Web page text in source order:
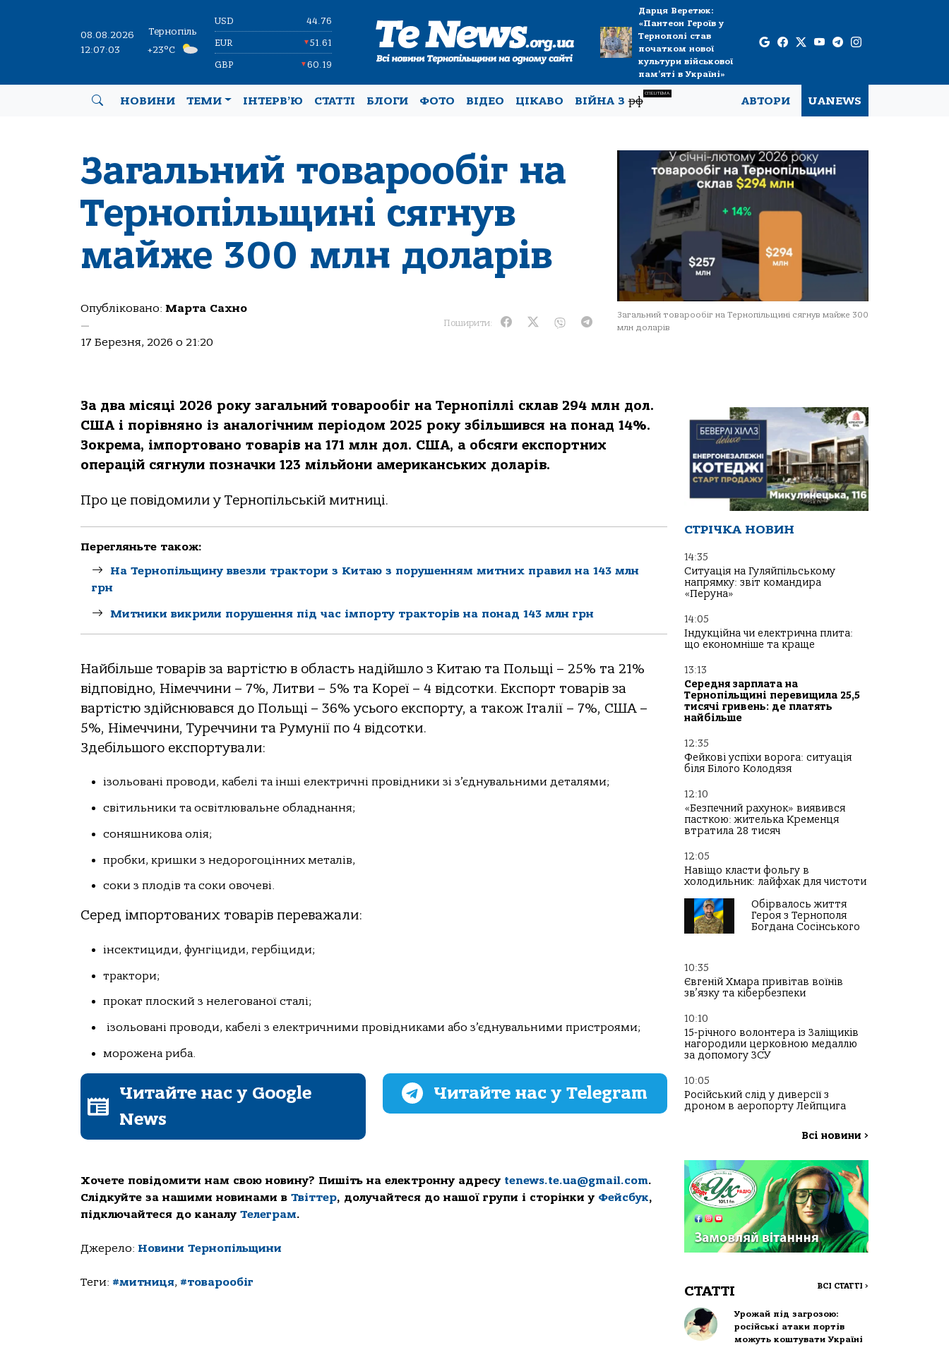
08.08.2026
12:07:04
Тернопіль
+23°C
USD 44.76
EUR ▼51.61
GBP ▼60.19
Дарця Веретюк:
«Пантеон Героїв у
Тернополі став
початком нової
культури військової
пам’яті в Україні»
НОВИНИ ТЕМИ ІНТЕРВ’Ю СТАТТІ БЛОГИ ФОТО ВІДЕО ЦІКАВО ВІЙНА Зрф
СПЕЦТЕМА
АВТОРИ UANEWS
Загальний товарообіг на
Тернопільщині сягнув
майже 300 млн доларів
Опубліковано: Марта Сахно
—
17 Березня, 2026 о 21:20
Поширити:
Загальний товарообіг на Тернопільщині сягнув майже 300
млн доларів
За два місяці 2026 року загальний товарообіг на Тернопіллі склав 294 млн дол.
США і порівняно із аналогічним періодом 2025 року збільшився на понад 14%.
Зокрема, імпортовано товарів на 171 млн дол. США, а обсяги експортних
операцій сягнули позначки 123 мільйони американських доларів.
Про це повідомили у Тернопільській митниці.
Перегляньте також:
На Тернопільщину ввезли трактори з Китаю з порушенням митних правил на 143 млн
грн
Митники викрили порушення під час імпорту тракторів на понад 143 млн грн
Найбільше товарів за вартістю в область надійшло з Китаю та Польщі – 25% та 21%
відповідно, Німеччини – 7%, Литви – 5% та Кореї – 4 відсотки. Експорт товарів за
вартістю здійснювався до Польщі – 36% усього експорту, а також Італії – 7%, США –
5%, Німеччини, Туреччини та Румунії по 4 відсотки.
Здебільшого експортували:
ізольовані проводи, кабелі та інші електричні провідники зі з’єднувальними деталями;
світильники та освітлювальне обладнання;
соняшникова олія;
пробки, кришки з недорогоцінних металів,
соки з плодів та соки овочеві.
Серед імпортованих товарів переважали:
інсектициди, фунгіциди, гербіциди;
трактори;
прокат плоский з нелегованої сталі;
ізольовані проводи, кабелі з електричними провідниками або з’єднувальними пристроями;
морожена риба.
Читайте нас у Google
News
Читайте нас у Telegram
Хочете повідомити нам свою новину? Пишіть на електронну адресу tenews.te.ua@gmail.com.
Слідкуйте за нашими новинами в Твіттер, долучайтеся до нашої групи і сторінки у Фейсбук,
підключайтеся до каналу Телеграм.
Джерело: Новини Тернопільщини
Теги: #митниця, #товарообіг
СТРІЧКА НОВИН
14:35
Ситуація на Гуляйпільському
напрямку: звіт командира
«Перуна»
14:05
Індукційна чи електрична плита:
що економніше та краще
13:13
Середня зарплата на
Тернопільщині перевищила 25,5
тисячі гривень: де платять
найбільше
12:35
Фейкові успіхи ворога: ситуація
біля Білого Колодязя
12:10
«Безпечний рахунок» виявився
пасткою: жителька Кременця
втратила 28 тисяч
12:05
Навіщо класти фольгу в
холодильник: лайфхак для чистоти
Обірвалось життя
Героя з Тернополя
Богдана Сосінського
10:35
Євгеній Хмара привітав воїнів
зв’язку та кібербезпеки
10:10
15-річного волонтера із Заліщиків
нагородили церковною медаллю
за допомогу ЗСУ
10:05
Російський слід у диверсії з
дроном в аеропорту Лейпцига
Всі новини >
СТАТТІ ВСІ СТАТТІ >
Урожай під загрозою:
російські атаки портів
можуть коштувати Україні